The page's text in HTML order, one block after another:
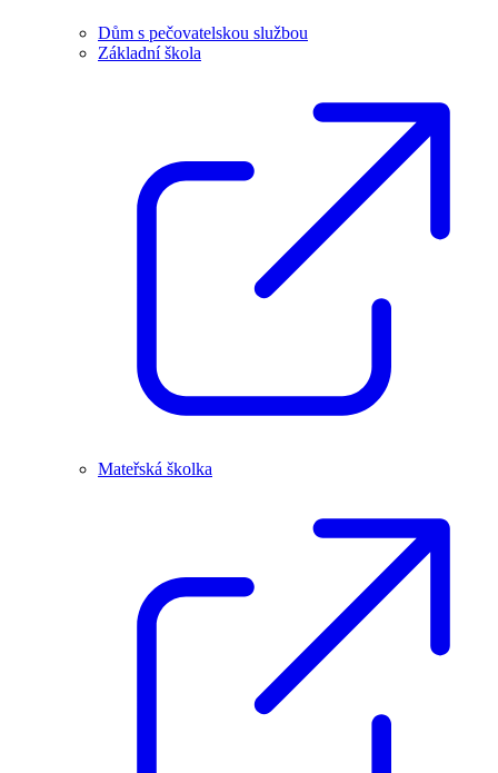
Dům s pečovatelskou službou
Základní škola
Mateřská školka